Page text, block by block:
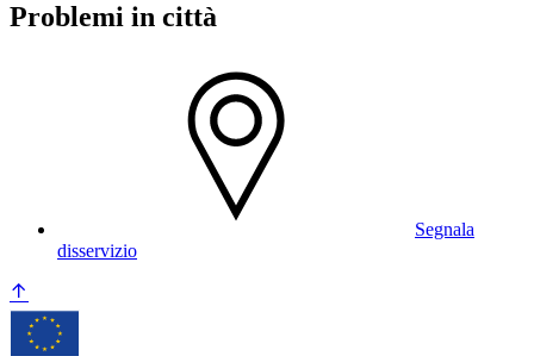
Problemi in città
Segnala
disservizio